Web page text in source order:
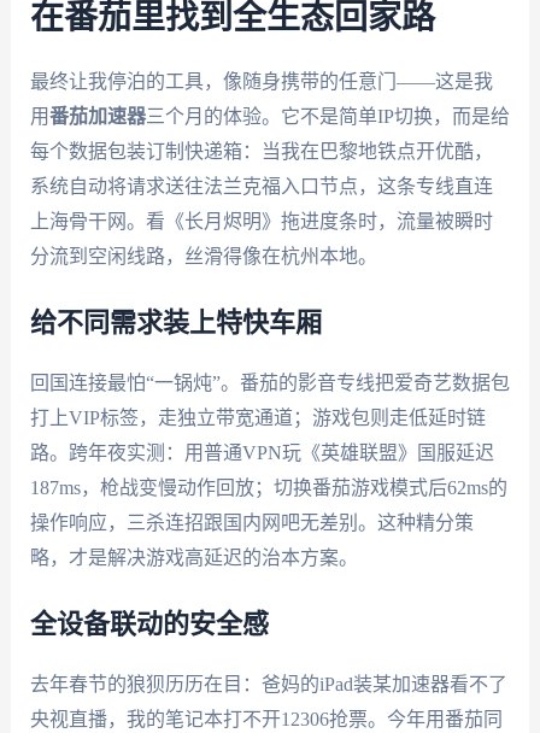
在番茄里找到全生态回家路
最终让我停泊的工具，像随身携带的任意门——这是我
用番茄加速器三个月的体验。它不是简单IP切换，而是给
每个数据包装订制快递箱：当我在巴黎地铁点开优酷，
系统自动将请求送往法兰克福入口节点，这条专线直连
上海骨干网。看《长月烬明》拖进度条时，流量被瞬时
分流到空闲线路，丝滑得像在杭州本地。
给不同需求装上特快车厢
回国连接最怕“一锅炖”。番茄的影音专线把爱奇艺数据包
打上VIP标签，走独立带宽通道；游戏包则走低延时链
路。跨年夜实测：用普通VPN玩《英雄联盟》国服延迟
187ms，枪战变慢动作回放；切换番茄游戏模式后62ms的
操作响应，三杀连招跟国内网吧无差别。这种精分策
略，才是解决游戏高延迟的治本方案。
全设备联动的安全感
去年春节的狼狈历历在目：爸妈的iPad装某加速器看不了
央视直播，我的笔记本打不开12306抢票。今年用番茄同